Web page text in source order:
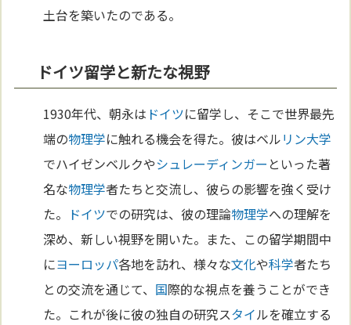
土台を築いたのである。
ドイツ留学と新たな視野
1930年代、朝永は ドイツに留学し、そこで世界最先
端の物理学に触れる機会を得た。彼はベルリン大学
でハイゼンベルクやシュレーディンガー といった著
名な物理学者たちと交流し、彼らの影響を強く受け
た。 ドイツでの研究は、彼の理論物理学への理解を
深め、新しい視野を開いた。また、この留学期間中
にヨーロッパ各地を訪れ、様々な文化や科学者たち
との交流を通じて、 国際的な視点を養うことができ
た。これが後に彼の独自の研究スタイルを確立する